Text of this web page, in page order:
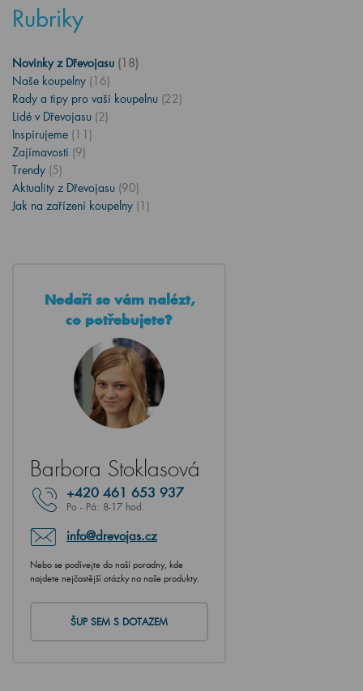
Rubriky
Novinky z Dřevojasu (18)
Naše koupelny (16)
Rady a tipy pro vaši koupelnu (22)
Lidé v Dřevojasu (2)
Inspirujeme (11)
Zajímavosti (9)
Trendy (5)
Aktuality z Dřevojasu (90)
Jak na zařízení koupelny (1)
Nedaří se vám nalézt,
co potřebujete?
Barbora Stoklasová
+420 461 653 937
Po - Pá: 8-17 hod.
info@drevojas.cz
Nebo se podívejte do naší poradny, kde
najdete nejčastější otázky na naše produkty.
ŠUP SEM S DOTAZEM